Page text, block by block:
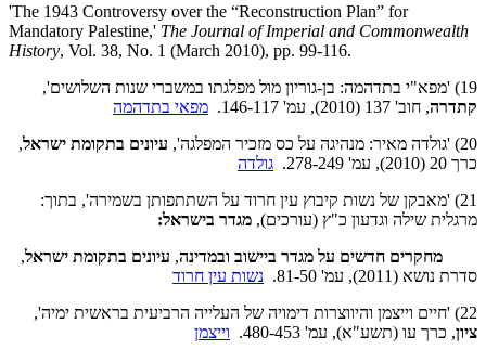
'The 1943 Controversy over the “Reconstruction Plan” for
Mandatory Palestine,' The Journal of Imperial and Commonwealth
History, Vol. 38, No. 1 (March 2010), pp. 99-116.
19) 'מפא"י בתדהמה: בן-גוריון מול מפלגתו במשברי שנות השלושים',
קתדרה, חוב' 137 (2010), עמ' 146-117.
מפאי בתדהמה
20) 'גולדה מאיר: מנהיגה על כס מזכיר המפלגה',
עיונים בתקומת ישראל,
כרך 20 (2010), עמ' 278-249.
גולדה
21) 'מאבקן של נשות קיבוץ עין חרוד על השתתפותן בשמירה', בתוך:
מרגלית שילה וגדעון כ"ץ (עורכים), מגדר בישראל:
מחקרים חדשים על מגדר ביישוב ובמדינה, עיונים בתקומת ישראל,
סדרת נושא (2011), עמ' 81-50.
נשות עין חרוד
22) 'חיים וייצמן והיווצרות דימויה של העלייה הרביעית בראשית ימיה',
ציון, כרך עו (תשע"א), עמ' 480-453.
וייצמן